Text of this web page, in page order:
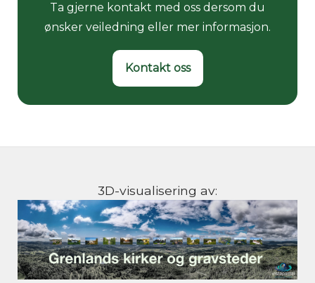
Ta gjerne kontakt med oss dersom du
ønsker veiledning eller mer informasjon.
Kontakt oss
3D-visualisering av: